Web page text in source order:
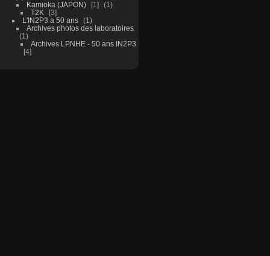
Kamioka (JAPON)
1
1
T2K
3
L'IN2P3 a 50 ans
1
Archives photos des laboratoires
1
Archives LPNHE - 50 ans IN2P3
4